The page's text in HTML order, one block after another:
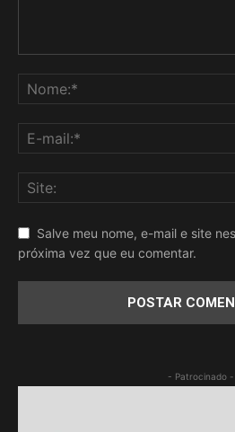
Salve meu nome, e-mail e site
próxima vez que eu comentar.
- Patrocinado -